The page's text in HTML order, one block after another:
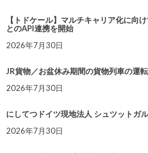
【トドケール】マルチキャリア化に向
とのAPI連携を開始
2026年7月30日
JR貨物／お盆休み期間の貨物列車の運
2026年7月30日
にしてつドイツ現地法人 シュツットガ
2026年7月30日